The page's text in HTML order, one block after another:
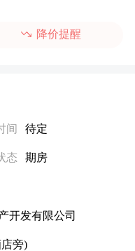
降价提醒
间 待定
态 期房
开发有限公司
旁)